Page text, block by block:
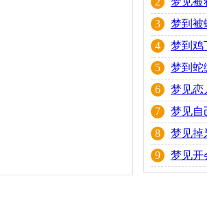
3
梦到被
4
梦到鸡
5
梦到蛇
6
梦见恋
7
梦见自
8
梦见掉
9
梦见开